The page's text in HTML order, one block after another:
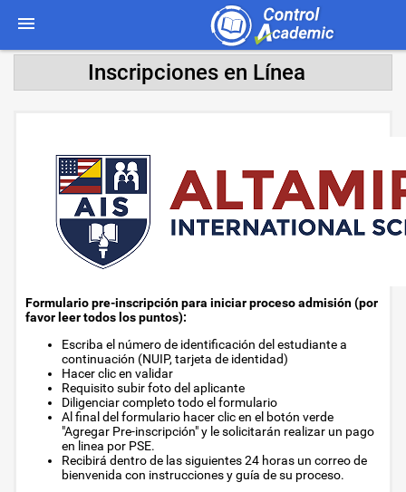
Inscripciones en Línea
Formulario pre-inscripción para iniciar proceso admisión (por
favor leer todos los puntos):
Escriba el número de identificación del estudiante a
continuación (NUIP, tarjeta de identidad)
Hacer clic en validar
Requisito subir foto del aplicante
Diligenciar completo todo el formulario
Al final del formulario hacer clic en el botón verde
"Agregar Pre-inscripción" y le solicitarán realizar un pago
en linea por PSE.
Recibirá dentro de las siguientes 24 horas un correo de
bienvenida con instrucciones y guía de su proceso.